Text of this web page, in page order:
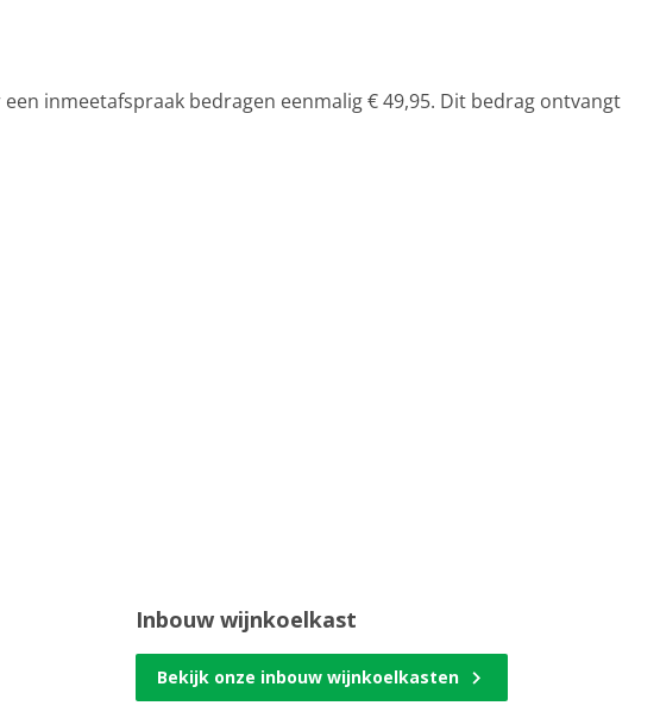
inmeetafspraak bedragen eenmalig € 49,95. Dit bedrag ontvangt
Inbouw wijnkoelkast
Bekijk onze inbouw wijnkoelkasten